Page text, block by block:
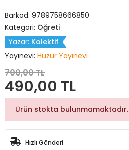
Barkod: 9789758666850
Kategori: Öğreti
Yazar: Kolektif
Yayınevi: Huzur Yayınevi
700,00 TL
490,00 TL
Ürün stokta bulunmamaktadır.
Hızlı Gönderi